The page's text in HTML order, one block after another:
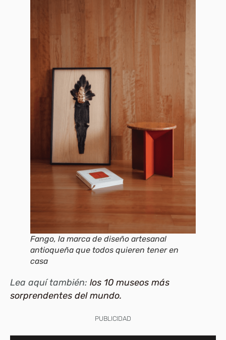
Fango, la marca de diseño artesanal
antioqueña que todos quieren tener en
casa
Lea aquí también: los 10 museos más
sorprendentes del mundo.
PUBLICIDAD